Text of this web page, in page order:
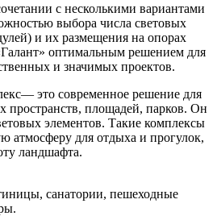
с несколькими вариантами
выбора числа световых
и их размещения на опорах
оптимальным решением для
и значимых проектов.
это современное решение для
пространств, площадей, парков. Он
элементов. Такие комплексы
атмосферу для отдыха и прогулок,
ландшафта.
санатории, пешеходные